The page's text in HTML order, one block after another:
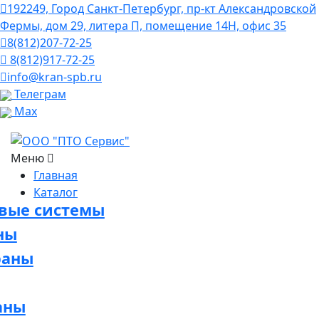
192249, Город Санкт-Петербург, пр-кт Александровской
Фермы, дом 29, литера П, помещение 14Н, офис 35
8(812)207-72-25
8(812)917-72-25
info@kran-spb.ru
Телеграм
Max
Меню
Главная
Каталог
системы